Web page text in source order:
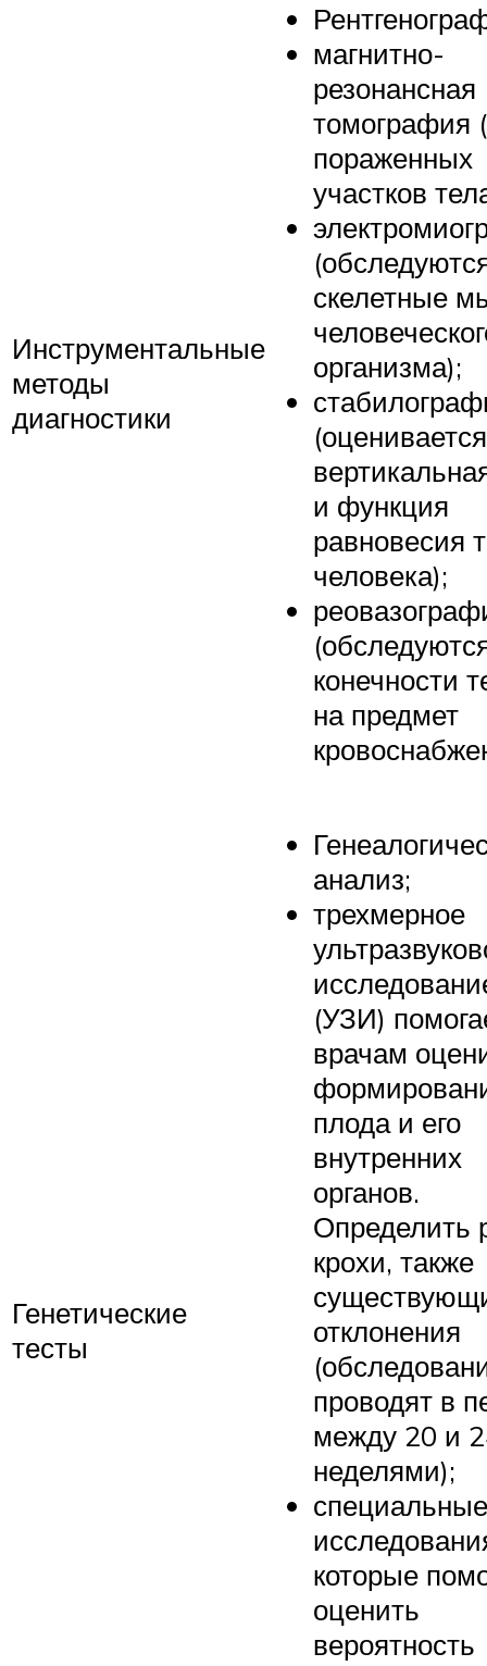
Инструментальные
методы
диагностики
магнитно-
резонансная
томография
пораженных
участков
скелетные
организма);
(оценивается
и функция
равновесия
человека);
конечности
на предмет
Генетические
тесты
анализ;
трехмерное
(УЗИ)
врачам
плода и его
внутренних
органов.
Определить
крохи, также
отклонения
проводят в
между 20 и
неделями);
специальные
которые
оценить
вероятность